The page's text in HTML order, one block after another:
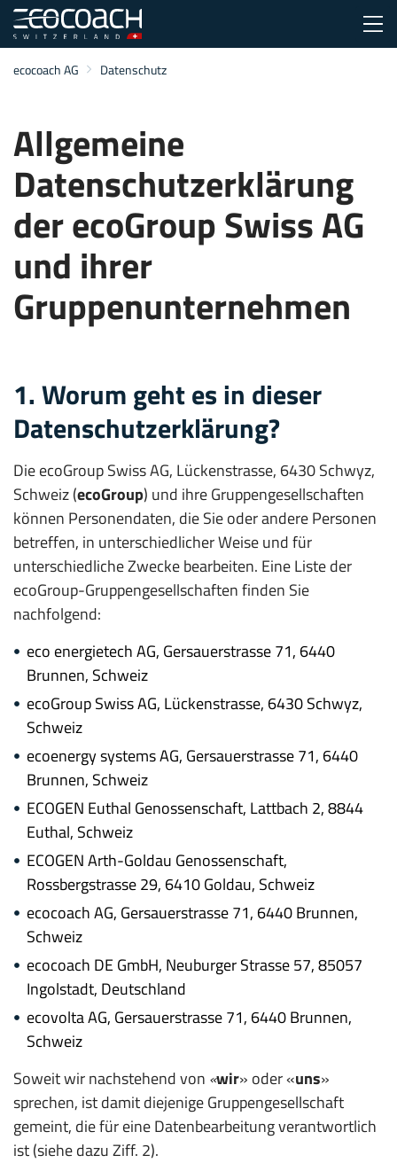
Zum Inhalt
Zum Menü
Zur Suche
ecocoach AG Datenschutz
Allgemeine
Datenschutzerklärung
der ecoGroup Swiss AG
und ihrer
Gruppenunternehmen
1. Worum geht es in dieser
Datenschutzerklärung?
Die ecoGroup Swiss AG, Lückenstrasse, 6430 Schwyz,
Schweiz (ecoGroup) und ihre Gruppengesellschaften
können Personendaten, die Sie oder andere Personen
betreffen, in unterschiedlicher Weise und für
unterschiedliche Zwecke bearbeiten. Eine Liste der
ecoGroup-Gruppengesellschaften finden Sie
nachfolgend:
eco energietech AG, Gersauerstrasse 71, 6440
Brunnen, Schweiz
ecoGroup Swiss AG, Lückenstrasse, 6430 Schwyz,
Schweiz
ecoenergy systems AG, Gersauerstrasse 71, 6440
Brunnen, Schweiz
ECOGEN Euthal Genossenschaft, Lattbach 2, 8844
Euthal, Schweiz
ECOGEN Arth-Goldau Genossenschaft,
Rossbergstrasse 29, 6410 Goldau, Schweiz
ecocoach AG, Gersauerstrasse 71, 6440 Brunnen,
Schweiz
ecocoach DE GmbH, Neuburger Strasse 57, 85057
Ingolstadt, Deutschland
ecovolta AG, Gersauerstrasse 71, 6440 Brunnen,
Schweiz
Soweit wir nachstehend von «wir» oder «uns»
sprechen, ist damit diejenige Gruppengesellschaft
gemeint, die für eine Datenbearbeitung verantwortlich
ist (siehe dazu Ziff. 2).